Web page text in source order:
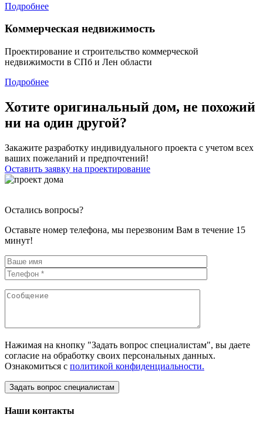
Подробнее
Коммерческая недвижимость
Проектирование и строительство коммерческой
недвижимости в СПб и Лен области
Подробнее
Хотите оригинальный дом, не похожий
ни на один другой?
Закажите разработку индивидуального проекта с учетом всех
ваших пожеланий и предпочтений!
Оставить заявку на проектирование
Остались вопросы?
Оставьте номер телефона, мы перезвоним Вам в течение 15
минут!
Нажимая на кнопку "Задать вопрос специалистам", вы даете
согласие на обработку своих персональных данных.
Ознакомиться с политикой конфиденциальности.
Наши контакты